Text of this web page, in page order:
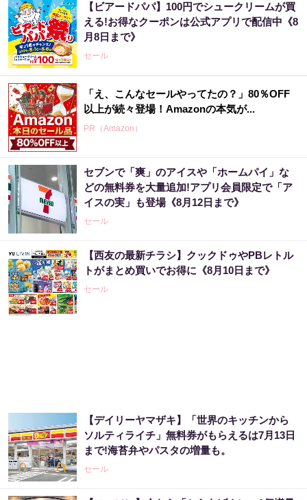
【ビアードパパ】100円でシュークリームが買
える!お得なクーポンは公式アプリで配信中《8
月8日まで》
セール
「え、こんなセールやってたの？」80％OFF
以上が続々登場！Amazonの本気が...
PR（Amazon）
「2027年の宝くじ当選者は〇〇です」占い師
が暴露
PR（合同会社デジタルファーム ）
“宝くじは運じゃなかった”当たる人の“共通
点”を知っただけ
PR（合同会社デジタルファーム ）
Amazon今日も見逃せない！80%OFF以上が
続々登場
PR（Amazon）
セブンで「爽」のアイスや「ホームパイ」な
どの無料券を大量追加!アプリ会員限定で「ア
イスの実」も登場《8月12日まで》
セール
【西友の最新チラシ】クックドゥやPBレトル
トがまとめ買いでお得に《8月10日まで》
セール
【デイリーヤマザキ】「世界のキッチンから
ソルティライチ」無料券がもらえるは7月13日
まで!海苔弁やパスタの増量も。
セール